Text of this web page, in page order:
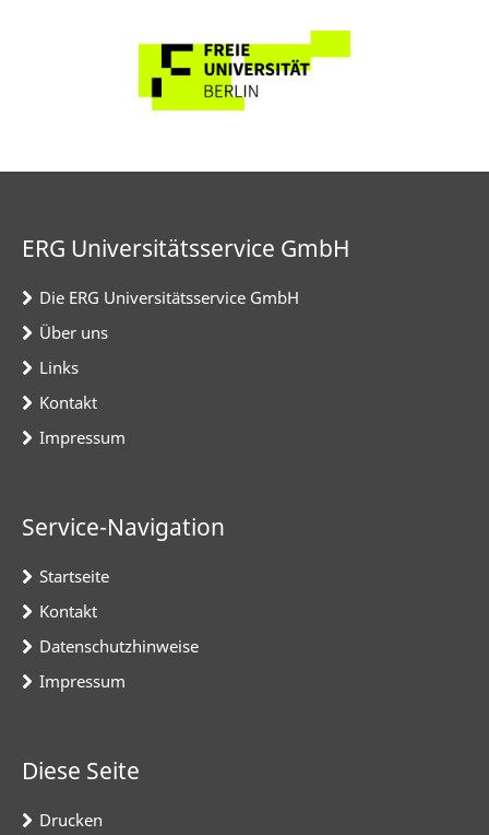
ERG Universitätsservice GmbH
Die ERG Universitätsservice GmbH
Über uns
Links
Kontakt
Impressum
Service-Navigation
Startseite
Kontakt
Datenschutzhinweise
Impressum
Diese Seite
Drucken